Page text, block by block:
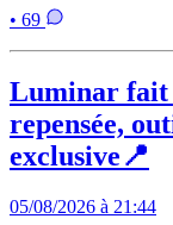
• 69
Luminar fait
repensée,
exclusive📍
05/08/2026 à 21:44